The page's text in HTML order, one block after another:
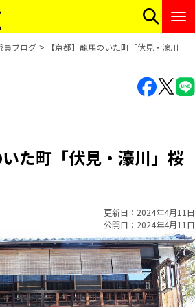
員ブログ 【京都】龍馬のいた町「伏見・濠川」
いた町「伏見・濠川」桜
更新日
2024年4月11日
公開日
2024年4月11日